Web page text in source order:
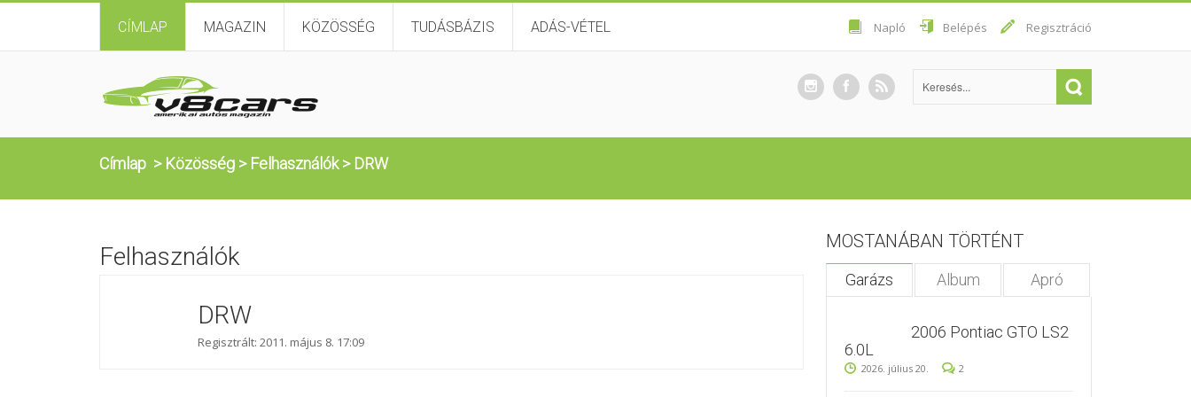
CÍMLAP MAGAZIN KÖZÖSSÉG TUDÁSBÁZIS ADÁS-VÉTEL Napló Belépés Regisztráció
Címlap > Közösség > Felhasználók> DRW
Felhasználók
DRW
Regisztrált: 2011. május 8. 17:09
MOSTANÁBAN TÖRTÉNT
Garázs Album Apró
2006 Pontiac GTO LS2
6.0L
2026. július 20. 2